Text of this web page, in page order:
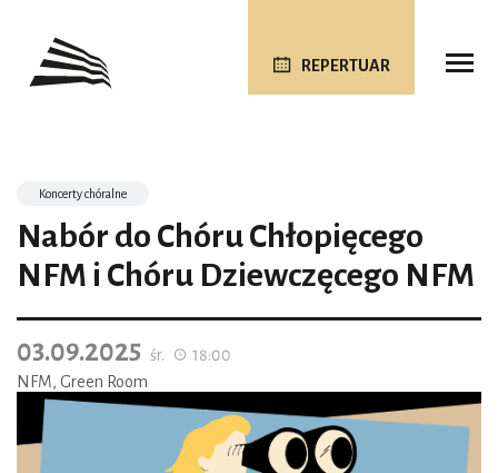
REPERTUAR
Koncerty chóralne
Nabór do Chóru Chłopięcego
NFM i Chóru Dziewczęcego NFM
03.09.2025 śr.
18:00
NFM, Green Room